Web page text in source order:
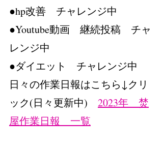
●hp改善　チャレンジ中
●Youtube動画　継続投稿　チャ
レンジ中
●ダイエット　チャレンジ中
日々の作業日報はこちら↓クリ
ック(日々更新中) 2023年　焚
屋作業日報　一覧